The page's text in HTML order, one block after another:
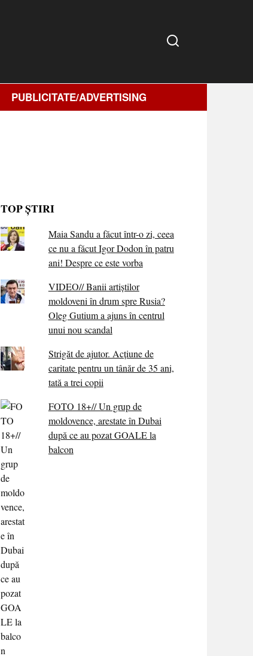
PUBLICITATE/ADVERTISING
TOP ȘTIRI
Maia Sandu a făcut într-o zi, ceea
ce nu a făcut Igor Dodon în patru
ani! Despre ce este vorba
VIDEO// Banii artiștilor
moldoveni în drum spre Rusia?
Oleg Gutium a ajuns în centrul
unui nou scandal
Strigăt de ajutor. Acțiune de
caritate pentru un tânăr de 35 ani,
tată a trei copii
FOTO 18+// Un grup de
moldovence, arestate în Dubai
după ce au pozat GOALE la
balcon